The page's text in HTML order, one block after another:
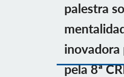
palestra
inovadora
pela 8ª